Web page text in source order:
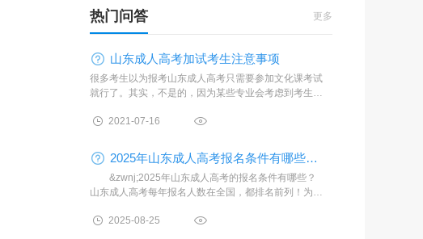
热门问答 更多
山东成人高考加试考生注意事项
很多考生以为报考山东成人高考只需要参加文化课考试
就行了。其实，不是的，因为某些专业会考虑到考生学
考生进行相关的加
2021-07-16
2025年山东成人高考报名条件有哪些【已更新】
&zwnj;2025年山东成人高考的报名条件有哪些？
山东成人高考每年报名人数在全国，都排名前列！为了
网的小编整理报名的
2025-08-25